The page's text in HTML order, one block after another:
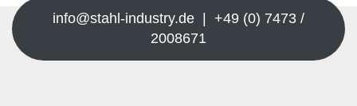
info@stahl-industry.de | +49 (0) 7473 /
2008671